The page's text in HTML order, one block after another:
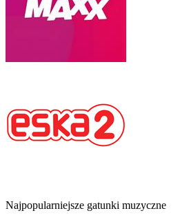
Najpopularniejsze gatunki muzyczne